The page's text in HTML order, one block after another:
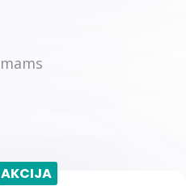
AKCIJA